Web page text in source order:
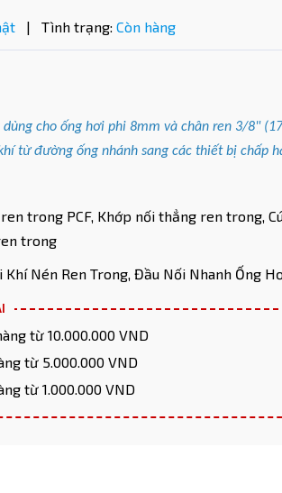
| Tình trạng: Còn hàng
dùng cho ống hơi phi 8mm và chân ren 3/8"
từ đường ống nhánh sang các thiết bị chấp
trong PCF, Khớp nối thẳng ren trong,
trong
Khí Nén Ren Trong, Đầu Nối Nhanh Ống
từ 10.000.000 VND
từ 5.000.000 VND
từ 1.000.000 VND